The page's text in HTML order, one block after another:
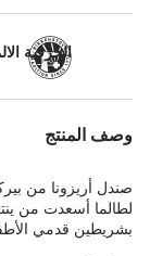
الحرفية
وصف المنتج
صندل أريزونا من
لطالما أسعدت من
بشريطين قدمي